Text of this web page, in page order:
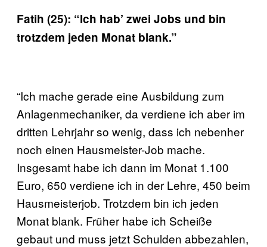
Fatih (25): “Ich hab’ zwei Jobs und bin
trotzdem jeden Monat blank.”
“Ich mache gerade eine Ausbildung zum
Anlagenmechaniker, da verdiene ich aber im
dritten Lehrjahr so wenig, dass ich nebenher
noch einen Hausmeister-Job mache.
Insgesamt habe ich dann im Monat 1.100
Euro, 650 verdiene ich in der Lehre, 450 beim
Hausmeisterjob. Trotzdem bin ich jeden
Monat blank. Früher habe ich Scheiße
gebaut und muss jetzt Schulden abbezahlen,